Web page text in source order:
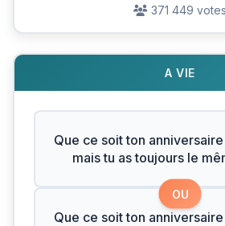
371 449 votes
A VIE
Que ce soit ton
mais tu as toujours le
OU
Que ce soit ton